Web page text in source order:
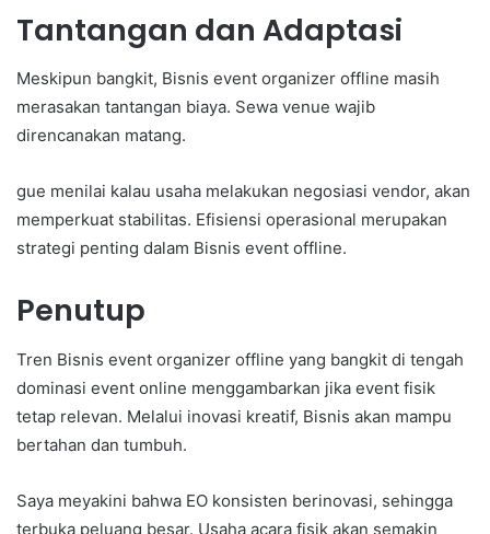
Tantangan dan Adaptasi
Meskipun bangkit, Bisnis event organizer offline masih
merasakan tantangan biaya. Sewa venue wajib
direncanakan matang.
gue menilai kalau usaha melakukan negosiasi vendor, akan
memperkuat stabilitas. Efisiensi operasional merupakan
strategi penting dalam Bisnis event offline.
Penutup
Tren Bisnis event organizer offline yang bangkit di tengah
dominasi event online menggambarkan jika event fisik
tetap relevan. Melalui inovasi kreatif, Bisnis akan mampu
bertahan dan tumbuh.
Saya meyakini bahwa EO konsisten berinovasi, sehingga
terbuka peluang besar. Usaha acara fisik akan semakin